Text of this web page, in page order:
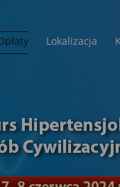
Lokalizacja